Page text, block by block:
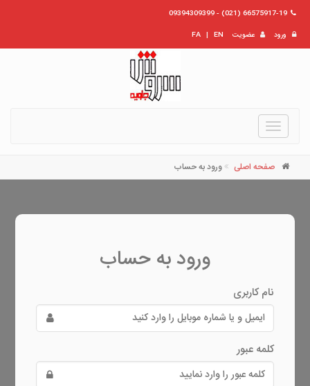
66575917-19 (021) - 09394309399
ورود
عضویت EN
|
FA
Toggle
navigation
صفحه اصلی ورود به حساب
ورود به حساب
نام کاربری
کلمه عبور